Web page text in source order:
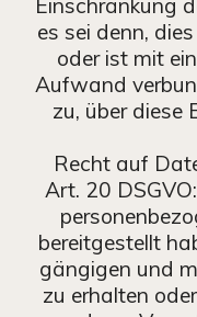
es sei denn,
oder ist mit
Aufwand
zu, über diese
Recht auf
Art. 20
bereitgestellt
gängigen und
zu erhalten